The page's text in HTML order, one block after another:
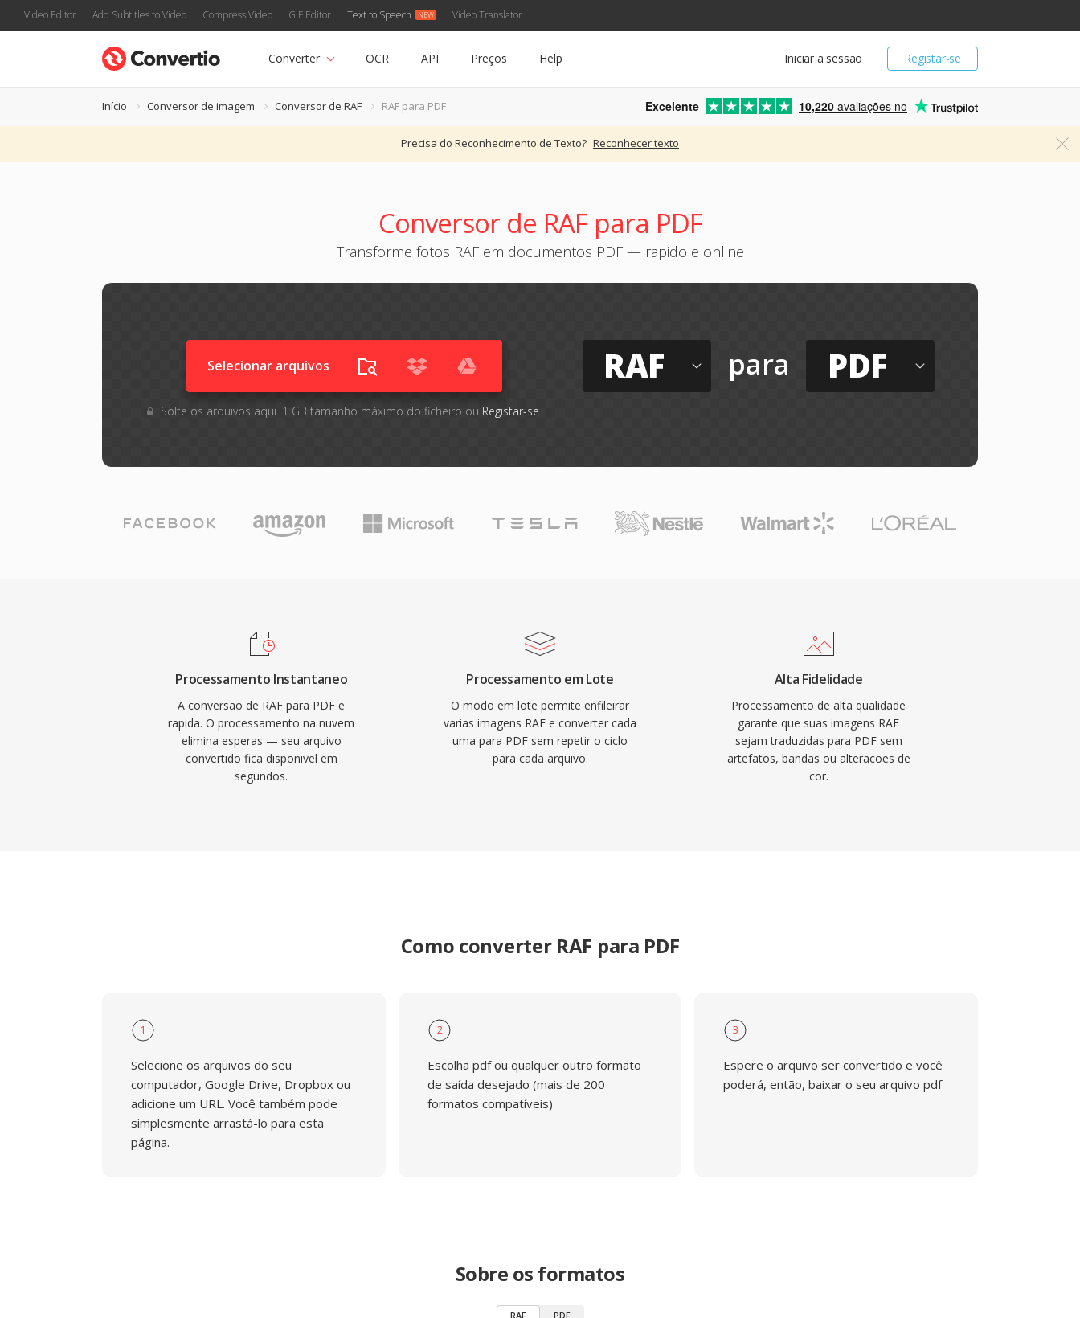
Video Editor Add Subtitles to Video Compress Video GIF Editor Text to Speech Video Translator
Registar-se
Iniciar a sessão
Converter OCR API Preços Help
Início Conversor de imagem Conversor de RAF RAF para PDF Excelente 10,220 avaliações no
Precisa do Reconhecimento de Texto? Reconhecer texto
Conversor de RAF para PDF
Transforme fotos RAF em documentos PDF — rapido e online
Selecionar arquivos
Solte os arquivos aqui. 1 GB tamanho máximo do ficheiro ou Registar-se
RAF para PDF
Processamento Instantaneo
A conversao de RAF para PDF e
rapida. O processamento na nuvem
elimina esperas — seu arquivo
convertido fica disponivel em
segundos.
Processamento em Lote
O modo em lote permite enfileirar
varias imagens RAF e converter cada
uma para PDF sem repetir o ciclo
para cada arquivo.
Alta Fidelidade
Processamento de alta qualidade
garante que suas imagens RAF
sejam traduzidas para PDF sem
artefatos, bandas ou alteracoes de
cor.
Como converter RAF para PDF
1
Selecione os arquivos do seu
computador, Google Drive, Dropbox ou
adicione um URL. Você também pode
simplesmente arrastá-lo para esta
página.
2
Escolha pdf ou qualquer outro formato
de saída desejado (mais de 200
formatos compatíveis)
3
Espere o arquivo ser convertido e você
poderá, então, baixar o seu arquivo pdf
Sobre os formatos
RAF PDF